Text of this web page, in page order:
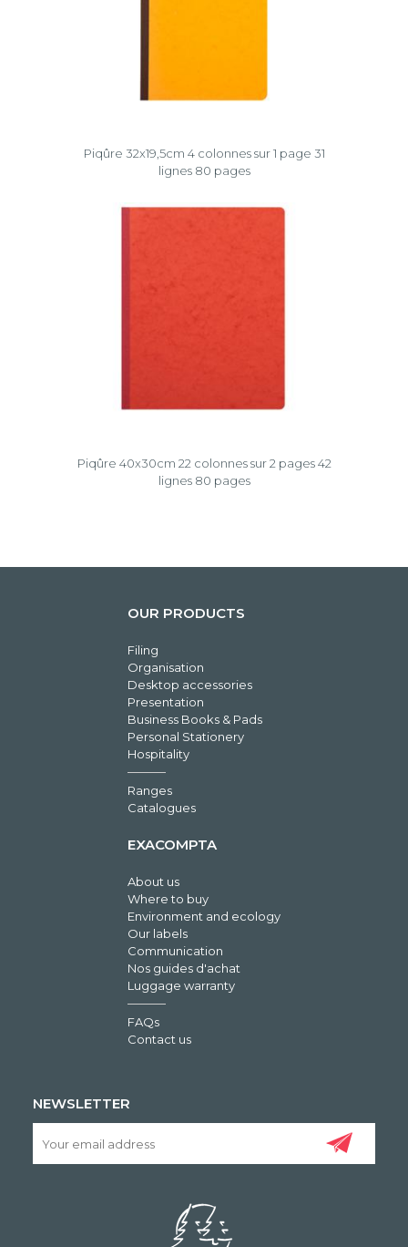
Piqûre 32x19,5cm 4 colonnes sur 1 page 31
lignes 80 pages
Piqûre 40x30cm 22 colonnes sur 2 pages 42
lignes 80 pages
OUR PRODUCTS
Filing
Organisation
Desktop accessories
Presentation
Business Books & Pads
Personal Stationery
Hospitality
Ranges
Catalogues
EXACOMPTA
About us
Where to buy
Environment and ecology
Our labels
Communication
Nos guides d'achat
Luggage warranty
FAQs
Contact us
NEWSLETTER